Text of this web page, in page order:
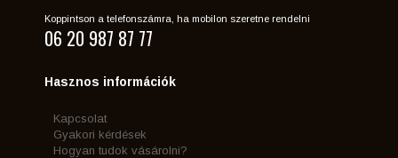
Koppintson a telefonszámra, ha mobilon szeretne rendelni
06 20 987 87 77
Hasznos információk
Kapcsolat
Gyakori kérdések
Hogyan tudok vásárolni?